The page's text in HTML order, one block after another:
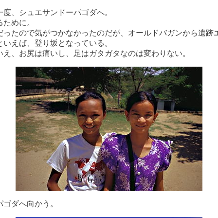
度、シュエサンドーパゴダへ。
めに。
ったので気がつかなかったのだが、オールドバガンから遺跡
いえば、登り坂となっている。
え、お尻は痛いし、足はガタガタなのは変わりない。
ダへ向かう。